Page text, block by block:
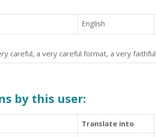
English
careful, a very careful format, a very
by this user:
Translate into